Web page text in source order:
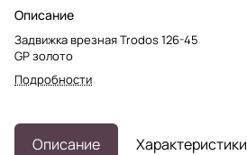
Описание
Задвижка врезная Trodos 126-45
GP золото
Подробности
Описание Характеристики